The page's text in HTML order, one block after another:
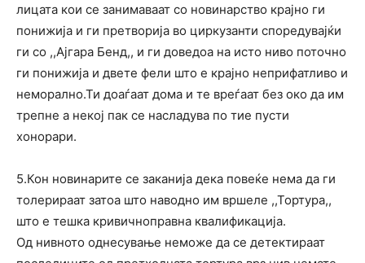
лицата кои се занимаваат со новинарство крајно ги
понижија и ги претворија во циркузанти споредувајќи
ги со ,,Ајгара Бенд,, и ги доведоа на исто ниво поточно
ги понижија и двете фели што е крајно неприфатливо и
неморално.Ти доаѓаат дома и те вреѓаат без око да им
трепне а некој пак се насладува по тие пусти
хонорари.
5.Кон новинарите се заканија дека повеќе нема да ги
толерираат затоа што наводно им вршеле ,,Тортура,,
што е тешка кривичноправна квалификација.
Од нивното однесување неможе да се детектираат